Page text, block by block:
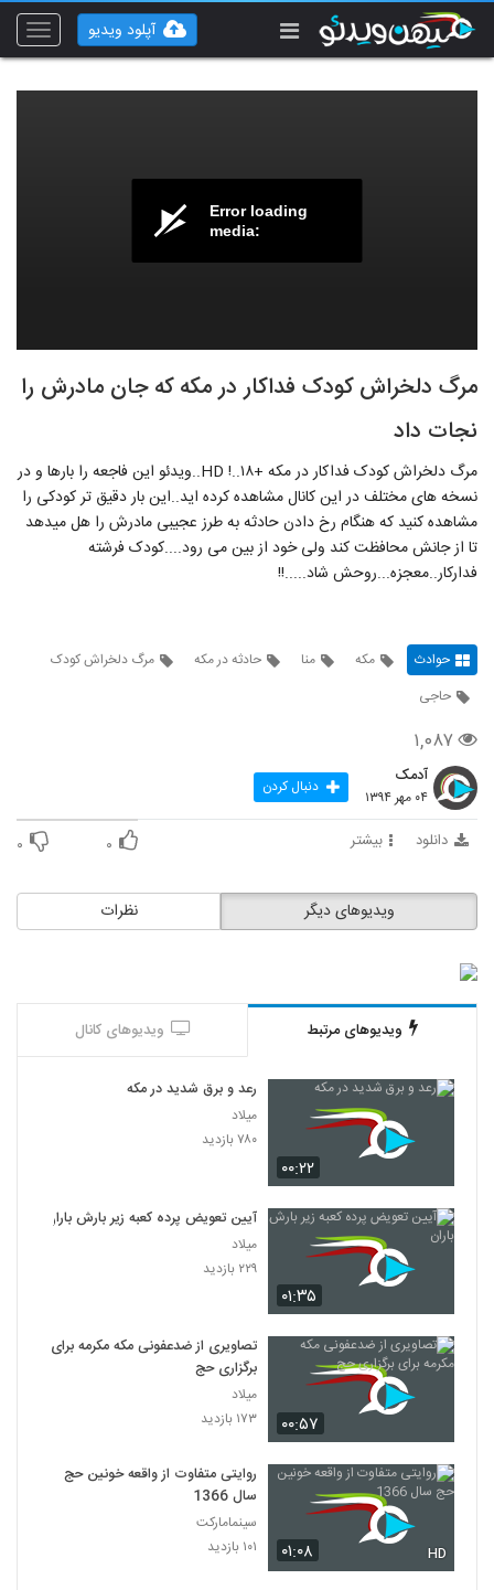
Toggle
آپلود ویدیو
Error loading
media:
مرگ دلخراش کودک فداکار در مکه که جان مادرش را
نجات داد
مرگ دلخراش کودک فداکار در مکه +۱۸..! HD..ویدئو این فاجعه را بارها و در
نسخه های مختلف در این کانال مشاهده کرده اید..این بار دقیق تر کودکی را
مشاهده کنید که هنگام رخ دادن حادثه به طرز عجیبی مادرش را هل میدهد
تا از جانش محافظت کند ولی خود از بین می رود....کودک فرشته
فدارکار..معجزه...روحش شاد.....!!
حوادث مکه منا حادثه در مکه
مرگ دلخراش کودک
حاجی
۱,۰۸۷
آدمک
۰۴ مهر ۱۳۹۴ دنبال کردن
دانلود بیشتر ۰ ۰
نظرات ویدیوهای دیگر
ویدیوهای مرتبط ویدیوهای کانال
۰۰:۲۲
رعد و برق شدید در مکه
میلاد
۷۸۰ بازدید
۰۱:۳۵
آیین تعویض پرده کعبه زیر بارش باران
میلاد
۲۲۹ بازدید
۰۰:۵۷
تصاویری از ضدعفونی مکه مکرمه برای
برگزاری حج
میلاد
۱۷۳ بازدید
۰۱:۰۸ HD
روایتی متفاوت از واقعه خونین حج
سال 1366
سینمامارکت
۱۰۱ بازدید